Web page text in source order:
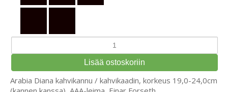
Arabia Diana kahvikannu / kahvikaadin, korkeus 19,0-24,0cm